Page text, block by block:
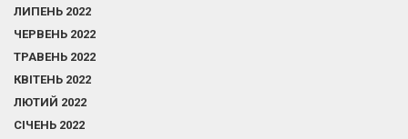
ЛИПЕНЬ 2022
ЧЕРВЕНЬ 2022
ТРАВЕНЬ 2022
КВІТЕНЬ 2022
ЛЮТИЙ 2022
СІЧЕНЬ 2022